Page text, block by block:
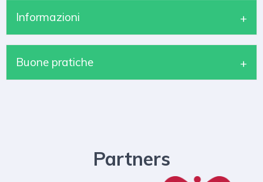
Informazioni
Buone pratiche
Partners